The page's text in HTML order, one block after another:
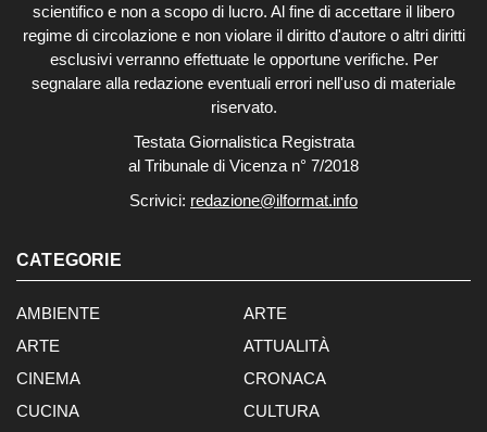
scientifico e non a scopo di lucro. Al fine di accettare il libero
regime di circolazione e non violare il diritto d'autore o altri diritti
esclusivi verranno effettuate le opportune verifiche. Per
segnalare alla redazione eventuali errori nell'uso di materiale
riservato.
Testata Giornalistica Registrata
al Tribunale di Vicenza n° 7/2018
Scrivici: redazione@ilformat.info
CATEGORIE
AMBIENTE
ARTE
ARTE
ATTUALITÀ
CINEMA
CRONACA
CUCINA
CULTURA